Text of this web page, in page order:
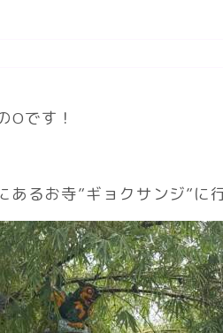
Oです！
るお寺”ギョクサンジ”に